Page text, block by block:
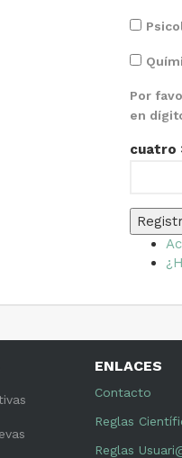
Por
en
cuatro
ENLACES
Contacto
Reglas
Reglas